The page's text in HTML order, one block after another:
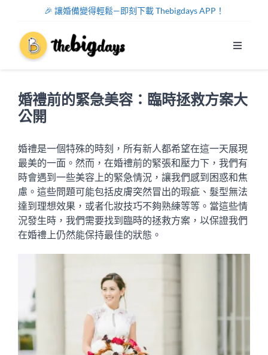
content
🎉 讓婚備變得輕鬆—即刻下載 Thebigdays APP！
Toggle
幫助中心
關於我們
註冊/登入
中文
婚禮前的緊急美容：臨時拯救方案大
公開
婚禮是一個特殊的時刻，所有新人都希望在這一天展現
最美的一面。然而，在婚禮前的緊張和壓力下，我們有
時會遇到一些美容上的緊急情況，讓我們感到困惑和焦
慮。這些問題可能包括皮膚突然冒出的瑕疵、髮型無法
達到理想效果，或者化妝技巧不夠熟練等等。當這些情
況發生時，我們需要找到臨時的拯救方案，以保證我們
在婚禮上仍然能保持最佳的狀態。